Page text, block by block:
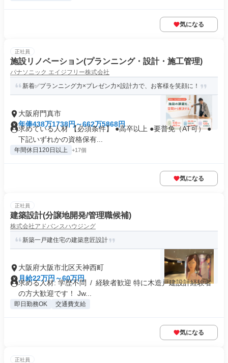
気になる
正社員
施設リノベーション(プランニング・設計・施工管理)
パナソニック エイジフリー株式会社
新着✅プランニング力×プレゼン力×設計力で、お客様を笑顔に！
大阪府門真市
年俸438万1738円～662万5868円
求めている人材 【必須条件】 ●高卒以上 ●要普免（AT可） ●
下記いずれかの資格保有...
年間休日120日以上 +17個
気になる
正社員
建築設計(分譲地開発/管理職候補)
株式会社アドバンスハウジング
新築一戸建住宅の建築意匠設計
大阪府大阪市北区天神西町
月給22万円～60万円
求める人材: 学歴不問 / 経験者歓迎 特に木造戸建設計経験者
の方大歓迎です！ Jw...
即日勤務OK 交通費支給
気になる
正社員